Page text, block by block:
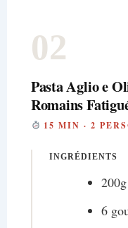
02
Pasta Aglio e
Romains
15 MIN · 2
INGRÉDIENTS
6